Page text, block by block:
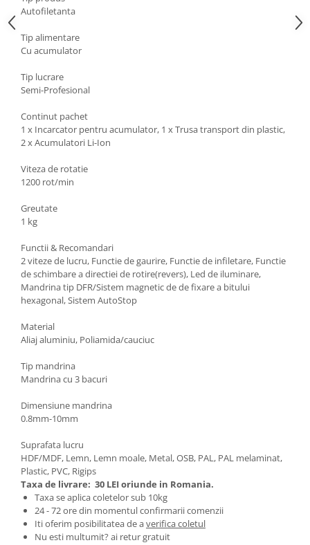
Zdrobitoare si teascuri
Teascuri
Zdrobitoare electrice
Zdrobitoare electrice & manuale
Zdrobitoare manuale
Articole antidaunatori gradina
Suflante si aspiratoare exterior
Unelte manuale de gradina -
Folie si plase pt plante
Masini de maturat manuale
Masini batut stalpi
Aragaze, plite, piese butelii de
Accesorii aragaze & butelii
Gratare
Pirostrii si accesorii pentru gatit
Plite & aragaze
Iluminat & electrice
Prelungitoare & cabluri electrice
Becuri
Coliere plastic
Conectori/doze
Autofiletanta
Tip alimentare
Cu acumulator
Tip lucrare
Semi-Profesional
Continut pachet
1 x Incarcator pentru acumulator, 1 x Trusa transport din plastic,
2 x Acumulatori Li-Ion
Viteza de rotatie
1200 rot/min
Greutate
1 kg
Functii & Recomandari
2 viteze de lucru, Functie de gaurire, Functie de infiletare, Functie
de schimbare a directiei de rotire(revers), Led de iluminare,
Mandrina tip DFR/Sistem magnetic de de fixare a bitului
hexagonal, Sistem AutoStop
Material
Aliaj aluminiu, Poliamida/cauciuc
Tip mandrina
Mandrina cu 3 bacuri
Dimensiune mandrina
0.8mm-10mm
Suprafata lucru
HDF/MDF, Lemn, Lemn moale, Metal, OSB, PAL, PAL melaminat,
Plastic, PVC, Rigips
Taxa de livrare: 30 LEI oriunde in Romania.
Taxa se aplica coletelor sub 10kg
24 - 72 ore din momentul confirmarii comenzii
Iti oferim posibilitatea de averifica coletul
Nu esti multumit? ai retur gratuit